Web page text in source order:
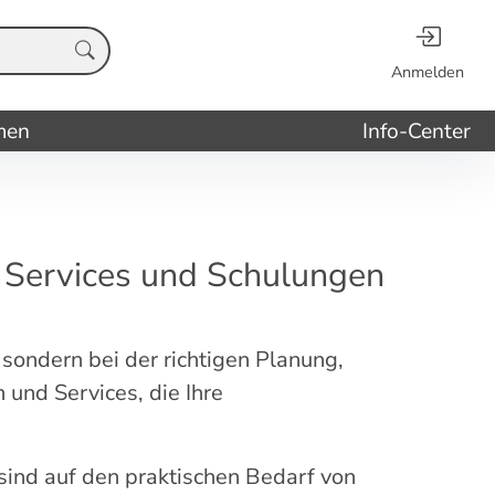
Anmelden
Info-Center
und Schulungen
bei der richtigen Planung,
Services, die Ihre
auf den praktischen Bedarf von